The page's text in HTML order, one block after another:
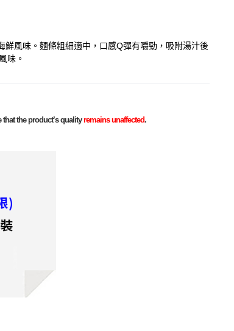
風味。麵條粗細適中，口感Q彈有嚼勁，吸附湯汁後
味。
the product’s qualityremains unaffected.